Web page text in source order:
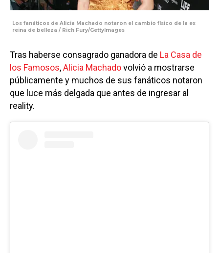
Los fanáticos de Alicia Machado notaron el cambio físico de la ex
reina de belleza / Rich Fury/GettyImages
Tras haberse consagrado ganadora de La Casa de
los Famosos,Alicia Machadovolvió a mostrarse
públicamente y muchos de sus fanáticos notaron
que luce más delgada que antes de ingresar al
reality.